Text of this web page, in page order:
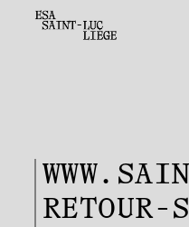
RETOUR-